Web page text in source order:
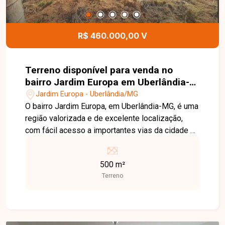
interfone e concertina, oferecendo segurança,
conforto e excelente padrão de acabamento. Esta
é uma excelente oportunidade para quem busca
uma casa completa, moderna e pronta para morar
Uberlândia. Agende uma visita e venha conhecer
todos os detalhes deste imóvel.
R$ 460.000,00 V
Terreno disponível para venda no
bairro Jardim Europa em Uberlândia-
MGJardim Europa - Uberlândia/MG
O bairro Jardim Europa, em Uberlândia-MG, é uma
região valorizada e de excelente localização,
com fácil acesso a importantes vias da cidade e
instituições de ensino. A área oferece
infraestrutura e praticidade para quem busca
tranquilidade para morar, além de boas
500 m²
Terreno